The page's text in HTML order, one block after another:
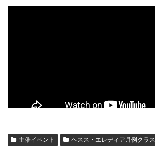
主催イベント ヘスス・エレディア月例クラス